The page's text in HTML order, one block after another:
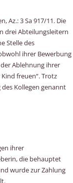
Az.: 3 Sa 917/11. Die
drei Abteilungsleitern
Stelle des
ihrer Bewerbung
Ablehnung ihrer
freuen“. Trotz
Kollegen genannt
ihrer
die behauptet
wurde zur Zahlung